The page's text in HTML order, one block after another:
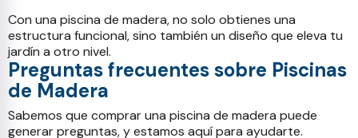
Con una piscina de madera, no solo obtienes una
estructura funcional, sino también un diseño que eleva tu
jardín a otro nivel.
Preguntas frecuentes sobre Piscinas
de Madera
Sabemos que comprar una piscina de madera puede
generar preguntas, y estamos aquí para ayudarte.